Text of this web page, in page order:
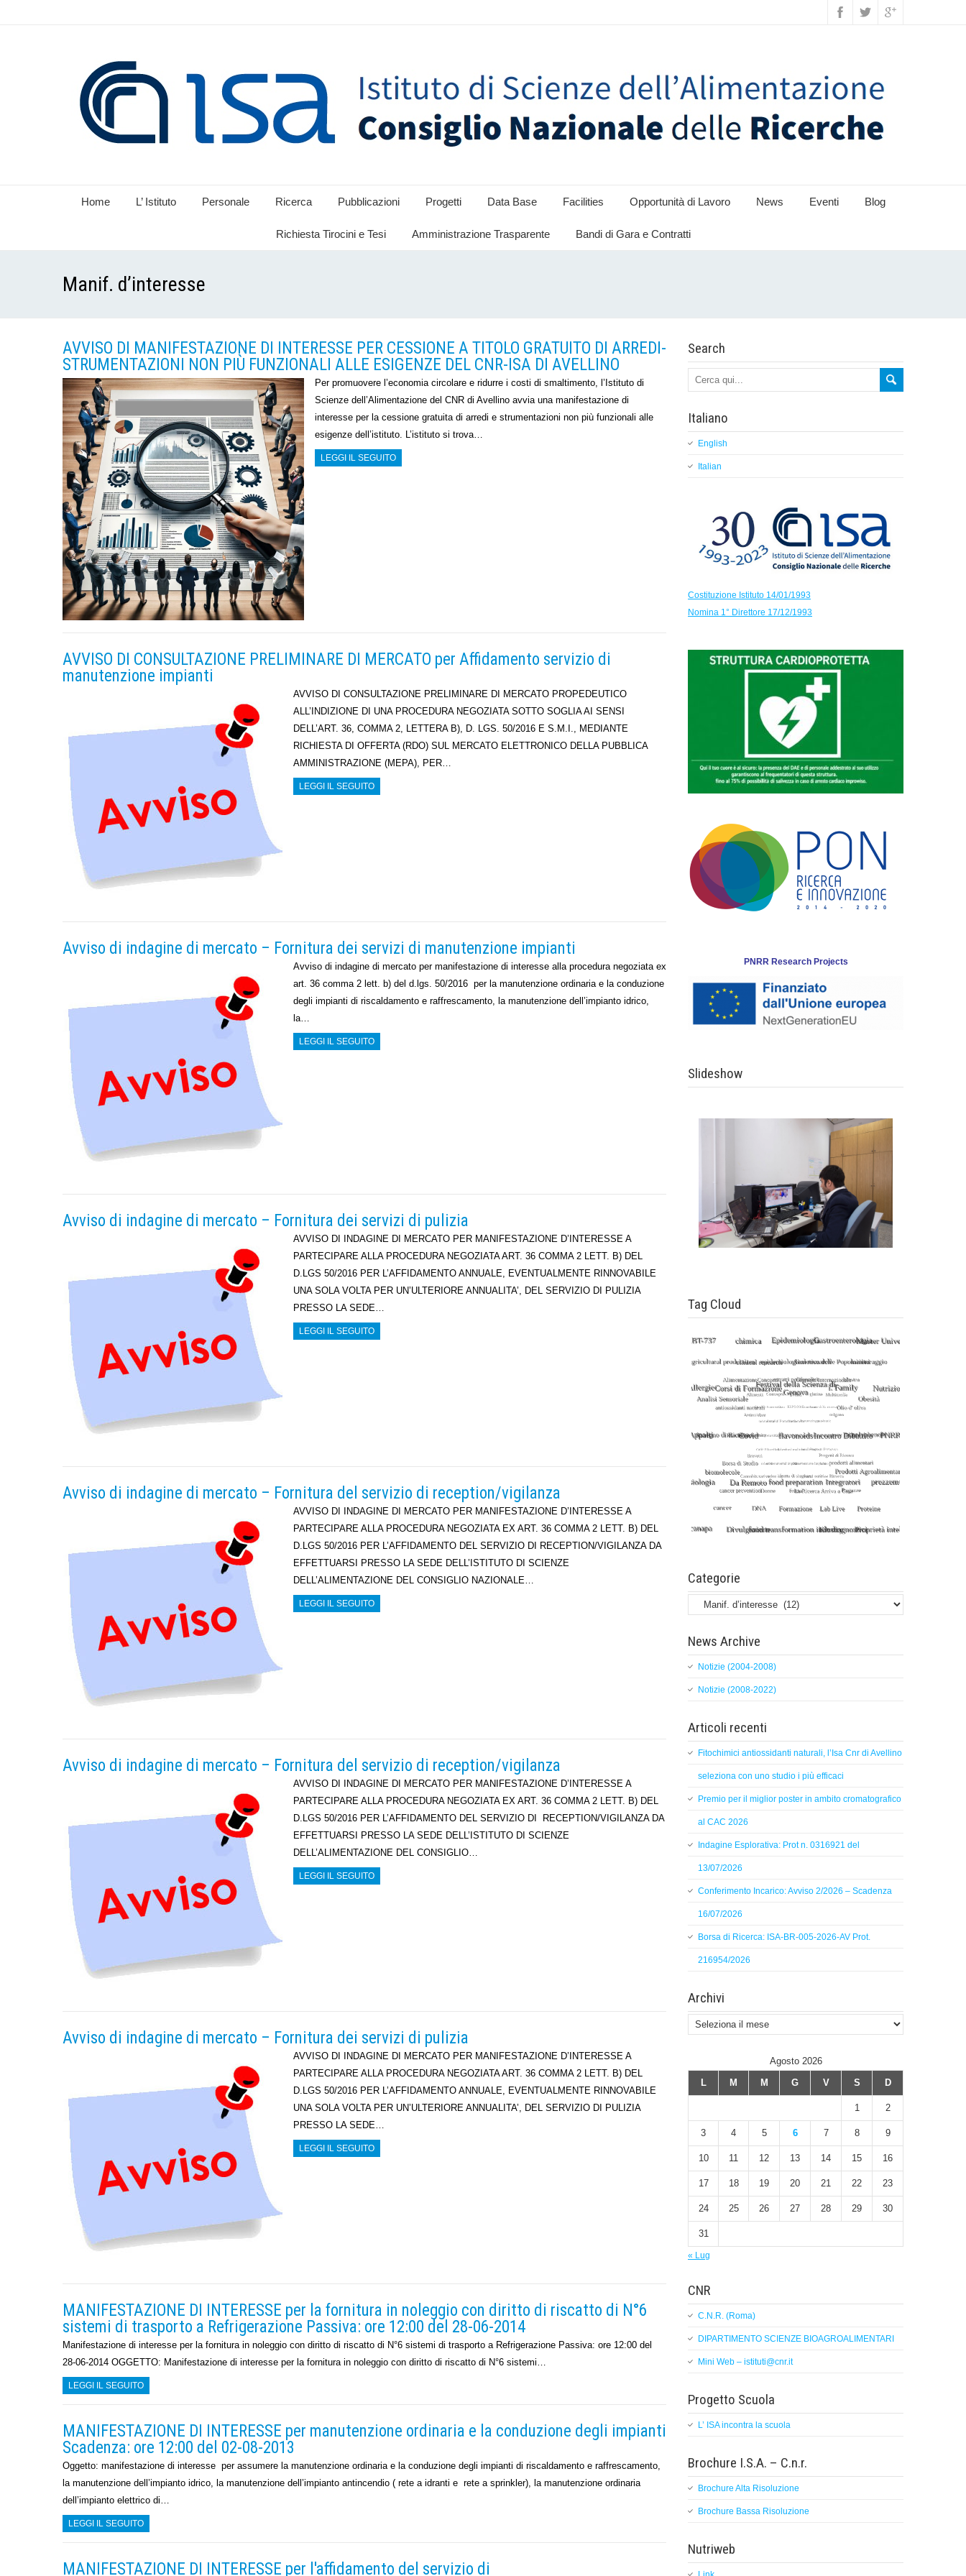
Home L’ Istituto Personale Ricerca Pubblicazioni Progetti Data Base Facilities Opportunità di Lavoro News Eventi Blog
Richiesta Tirocini e Tesi Amministrazione Trasparente Bandi di Gara e Contratti
Manif. d’interesse
AVVISO DI MANIFESTAZIONE DI INTERESSE PER CESSIONE A TITOLO GRATUITO DI ARREDI-
STRUMENTAZIONI NON PIÙ FUNZIONALI ALLE ESIGENZE DEL CNR-ISA DI AVELLINO
Per promuovere l’economia circolare e ridurre i costi di smaltimento, l’Istituto di
Scienze dell’Alimentazione del CNR di Avellino avvia una manifestazione di
interesse per la cessione gratuita di arredi e strumentazioni non più funzionali alle
esigenze dell’istituto. L’istituto si trova…
LEGGI IL SEGUITO
AVVISO DI CONSULTAZIONE PRELIMINARE DI MERCATO per Affidamento servizio di
manutenzione impianti
AVVISO DI CONSULTAZIONE PRELIMINARE DI MERCATO PROPEDEUTICO
ALL’INDIZIONE DI UNA PROCEDURA NEGOZIATA SOTTO SOGLIA AI SENSI
DELL’ART. 36, COMMA 2, LETTERA B), D. LGS. 50/2016 E S.M.I., MEDIANTE
RICHIESTA DI OFFERTA (RDO) SUL MERCATO ELETTRONICO DELLA PUBBLICA
AMMINISTRAZIONE (MEPA), PER…
LEGGI IL SEGUITO
Avviso di indagine di mercato – Fornitura dei servizi di manutenzione impianti
Avviso di indagine di mercato per manifestazione di interesse alla procedura negoziata ex
art. 36 comma 2 lett. b) del d.lgs. 50/2016 per la manutenzione ordinaria e la conduzione
degli impianti di riscaldamento e raffrescamento, la manutenzione dell’impianto idrico,
la…
LEGGI IL SEGUITO
Avviso di indagine di mercato – Fornitura dei servizi di pulizia
AVVISO DI INDAGINE DI MERCATO PER MANIFESTAZIONE D’INTERESSE A
PARTECIPARE ALLA PROCEDURA NEGOZIATA ART. 36 COMMA 2 LETT. B) DEL
D.LGS 50/2016 PER L’AFFIDAMENTO ANNUALE, EVENTUALMENTE RINNOVABILE
UNA SOLA VOLTA PER UN’ULTERIORE ANNUALITA’, DEL SERVIZIO DI PULIZIA
PRESSO LA SEDE…
LEGGI IL SEGUITO
Avviso di indagine di mercato – Fornitura del servizio di reception/vigilanza
AVVISO DI INDAGINE DI MERCATO PER MANIFESTAZIONE D’INTERESSE A
PARTECIPARE ALLA PROCEDURA NEGOZIATA EX ART. 36 COMMA 2 LETT. B) DEL
D.LGS 50/2016 PER L’AFFIDAMENTO DEL SERVIZIO DI RECEPTION/VIGILANZA DA
EFFETTUARSI PRESSO LA SEDE DELL’ISTITUTO DI SCIENZE
DELL’ALIMENTAZIONE DEL CONSIGLIO NAZIONALE…
LEGGI IL SEGUITO
Avviso di indagine di mercato – Fornitura del servizio di reception/vigilanza
AVVISO DI INDAGINE DI MERCATO PER MANIFESTAZIONE D’INTERESSE A
PARTECIPARE ALLA PROCEDURA NEGOZIATA EX ART. 36 COMMA 2 LETT. B) DEL
D.LGS 50/2016 PER L’AFFIDAMENTO DEL SERVIZIO DI RECEPTION/VIGILANZA DA
EFFETTUARSI PRESSO LA SEDE DELL’ISTITUTO DI SCIENZE
DELL’ALIMENTAZIONE DEL CONSIGLIO…
LEGGI IL SEGUITO
Avviso di indagine di mercato – Fornitura dei servizi di pulizia
AVVISO DI INDAGINE DI MERCATO PER MANIFESTAZIONE D’INTERESSE A
PARTECIPARE ALLA PROCEDURA NEGOZIATA ART. 36 COMMA 2 LETT. B) DEL
D.LGS 50/2016 PER L’AFFIDAMENTO ANNUALE, EVENTUALMENTE RINNOVABILE
UNA SOLA VOLTA PER UN’ULTERIORE ANNUALITA’, DEL SERVIZIO DI PULIZIA
PRESSO LA SEDE…
LEGGI IL SEGUITO
MANIFESTAZIONE DI INTERESSE per la fornitura in noleggio con diritto di riscatto di N°6
sistemi di trasporto a Refrigerazione Passiva: ore 12:00 del 28-06-2014
Manifestazione di interesse per la fornitura in noleggio con diritto di riscatto di N°6 sistemi di trasporto a Refrigerazione Passiva: ore 12:00 del
28-06-2014 OGGETTO: Manifestazione di interesse per la fornitura in noleggio con diritto di riscatto di N°6 sistemi…
LEGGI IL SEGUITO
MANIFESTAZIONE DI INTERESSE per manutenzione ordinaria e la conduzione degli impianti
Scadenza: ore 12:00 del 02-08-2013
Oggetto: manifestazione di interesse per assumere la manutenzione ordinaria e la conduzione degli impianti di riscaldamento e raffrescamento,
la manutenzione dell’impianto idrico, la manutenzione dell’impianto antincendio ( rete a idranti e rete a sprinkler), la manutenzione ordinaria
dell’impianto elettrico di…
LEGGI IL SEGUITO
MANIFESTAZIONE DI INTERESSE per l'affidamento del servizio di
Search
Italiano
English
Italian
Costituzione Istituto 14/01/1993
Nomina 1° Direttore 17/12/1993
PNRR Research Projects
Slideshow
Tag Cloud
Categorie
Categorie
News Archive
Notizie (2004-2008)
Notizie (2008-2022)
Articoli recenti
Fitochimici antiossidanti naturali, l’Isa Cnr di Avellino
seleziona con uno studio i più efficaci
Premio per il miglior poster in ambito cromatografico
al CAC 2026
Indagine Esplorativa: Prot n. 0316921 del
13/07/2026
Conferimento Incarico: Avviso 2/2026 – Scadenza
16/07/2026
Borsa di Ricerca: ISA-BR-005-2026-AV Prot.
216954/2026
Archivi
Archivi
Agosto 2026
L
M M G V S D
1 2
3 4 5 6 7 8 9
10 11 12 13 14 15 16
17 18 19 20 21 22 23
24 25 26 27 28 29 30
31
« Lug
CNR
C.N.R. (Roma)
DIPARTIMENTO SCIENZE BIOAGROALIMENTARI
Mini Web – istituti@cnr.it
Progetto Scuola
L’ ISA incontra la scuola
Brochure I.S.A. – C.n.r.
Brochure Alta Risoluzione
Brochure Bassa Risoluzione
Nutriweb